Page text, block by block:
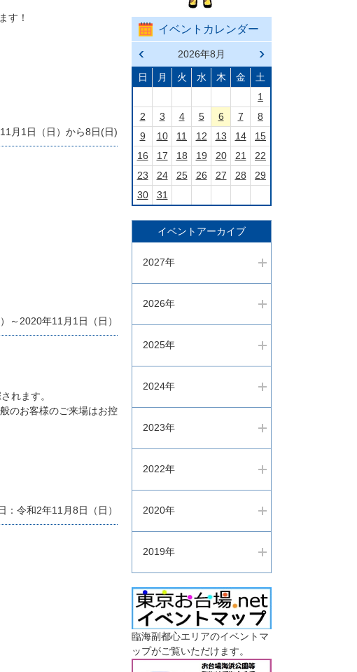
す！
月1日（日）から8日(日)
～2020年11月1日（日）
れます。
のお客様のご来場はお控
：令和2年11月8日（日）
イベントカレンダー
前の
月へ
戻る
2026年8月
次の
月へ
進む
日 月 火 水 木 金
土
1
2
3 4 5 6 7
8
9
10 11 12 13 14
15
16
17 18 19 20 21
22
23
24 25 26 27 28
29
30
31
イベントアーカイブ
2027年
2026年
2025年
2024年
2023年
2022年
2020年
2019年
臨海副都心エリアのイベントマ
ップがご覧いただけます。